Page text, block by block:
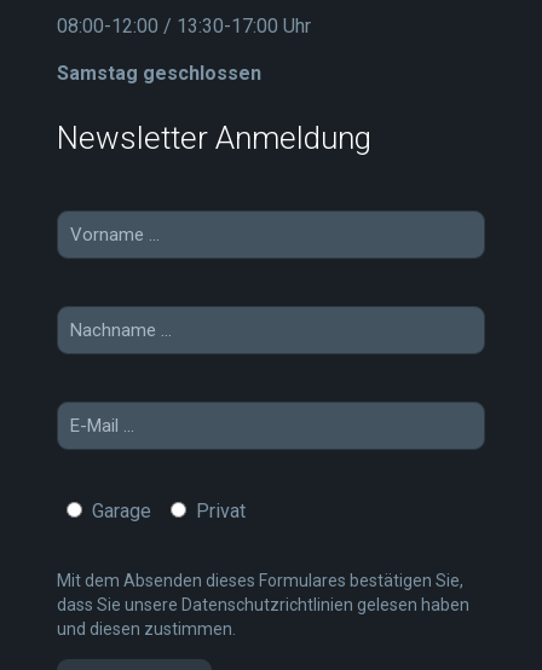
08:00-12:00 / 13:30-17:00 Uhr
Samstag geschlossen
Newsletter Anmeldung
Garage Privat
Mit dem Absenden dieses Formulares bestätigen Sie,
dass Sie unsere Datenschutzrichtlinien gelesen haben
und diesen zustimmen.